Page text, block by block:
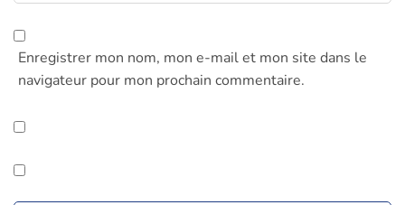
Enregistrer mon nom, mon e-mail et mon site dans le
navigateur pour mon prochain commentaire.